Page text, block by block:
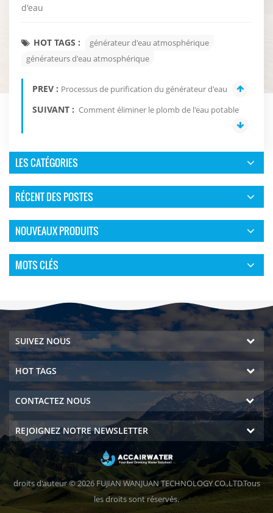
d'eau
HOT TAGS :
générateur d'eau atmosphérique
générateurs d'eau atmosphérique
PREV : Processus de purification du générateur d'eau
SUIVANT : Comment éliminer le plomb de l'eau potable
LES CATÉGORIES
RÉCENT DES POSTES
NOUVEAUX PRODUITS
MOTS CLÉS
SUIVEZ NOUS
HOT TAGS
CONTACTEZ NOUS
REJOIGNEZ NOTRE NEWSLETTER
droits d'auteur © 2026 FUJIAN WANJUAN TECHNOLOGY CO.,LTD.Tous
les droits sont réservés.